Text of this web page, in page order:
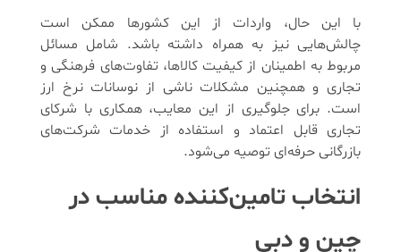
با این حال، واردات از این کشورها ممکن است
چالش‌هایی نیز به همراه داشته باشد. شامل مسائل
مربوط به اطمینان از کیفیت کالاها، تفاوت‌های فرهنگی و
تجاری و همچنین مشکلات ناشی از نوسانات نرخ ارز
است. برای جلوگیری از این معایب، همکاری با شرکای
تجاری قابل اعتماد و استفاده از خدمات شرکت‌های
بازرگانی حرفه‌ای توصیه می‌شود.
انتخاب تامین‌کننده مناسب در
چین و دبی